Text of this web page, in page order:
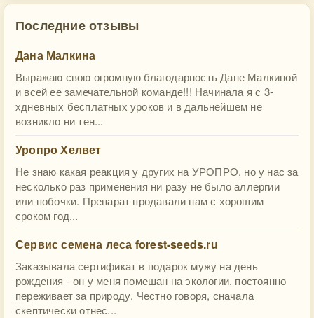
Последние отзывы
Дана Малкина
Выражаю свою огромную благодарность Дане Малкиной
и всей ее замечательной команде!!! Начинала я с 3-
хдневных бесплатных уроков и в дальнейшем не
возникло ни тен...
Уропро Хелвет
Не знаю какая реакция у других на УРОПРО, но у нас за
несколько раз применения ни разу не было аллергии
или побочки. Препарат продавали нам с хорошим
сроком год...
Сервис семена леса forest-seeds.ru
Заказывала сертификат в подарок мужу на день
рождения - он у меня помешан на экологии, постоянно
переживает за природу. Честно говоря, сначала
скептически отнес...